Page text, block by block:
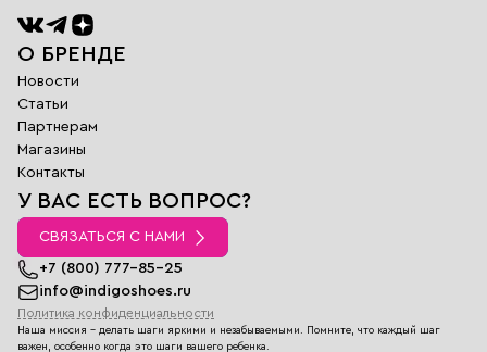
О БРЕНДЕ
Новости
Статьи
Партнерам
Магазины
Контакты
У ВАС ЕСТЬ ВОПРОС?
СВЯЗАТЬСЯ С НАМИ
+7 (800) 777-85-25
info@indigoshoes.ru
Политика конфиденциальности
Наша миссия - делать шаги яркими и незабываемыми. Помните, что каждый шаг
важен, особенно когда это шаги вашего ребенка.
Обратная
связь
Заполните поля
перезвонит вам в
ближайшее время
Имя
E-